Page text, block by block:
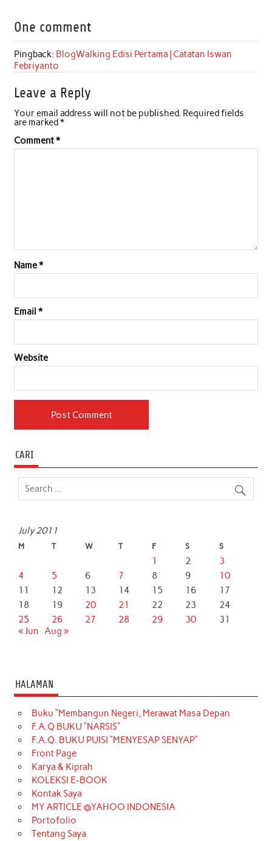
e
b
o
t
t
e
r
t
s
p
e
l
e
One comment
Pingback: BlogWalking Edisi Pertama | Catatan Iswan
Febriyanto
Leave a Reply
Your email address will not be published. Required fields
are marked*
Comment*
Name*
Email *
Website
CARI
July 2011
M T W T F S S
1 2
3
4
5 6 7 8 9
10
11
12 13 14 15 16
17
18
19 20 21 22 23
24
25
26 27 28 29 30
31
« Jun
Aug »
HALAMAN
Buku “Membangun Negeri, Merawat Masa Depan
F.A.Q BUKU “NARSIS”
F.A.Q. BUKU PUISI “MENYESAP SENYAP”
Front Page
Karya & Kiprah
KOLEKSI E-BOOK
Kontak Saya
MY ARTICLE @YAHOO INDONESIA
Portofolio
Tentang Saya